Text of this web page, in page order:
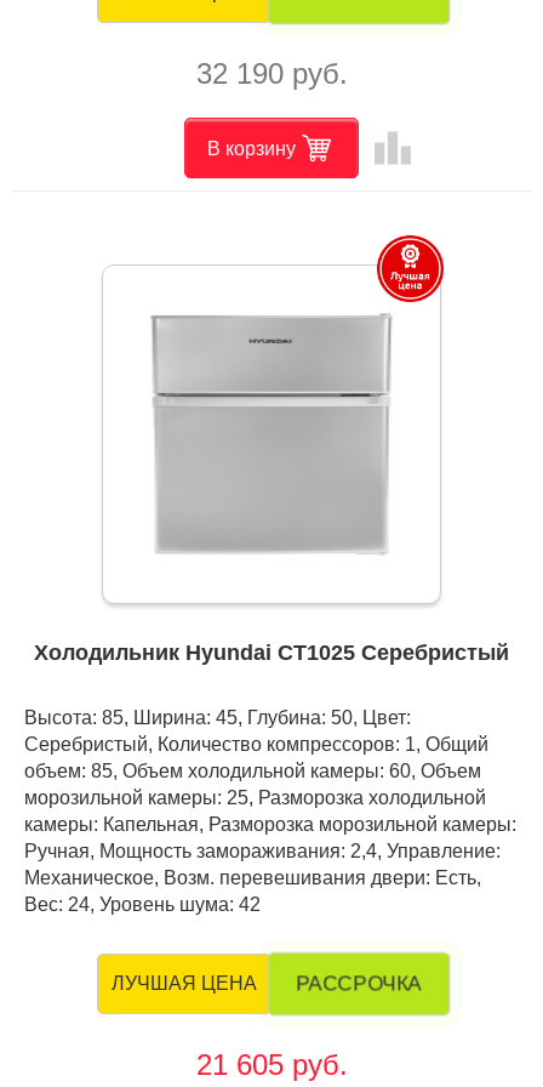
32 190 руб.
В корзину leaderboard
Холодильник Hyundai CT1025 Серебристый
Высота: 85, Ширина: 45, Глубина: 50, Цвет:
Серебристый, Количество компрессоров: 1, Общий
объем: 85, Объем холодильной камеры: 60, Объем
морозильной камеры: 25, Разморозка холодильной
камеры: Капельная, Разморозка морозильной камеры:
Ручная, Мощность замораживания: 2,4, Управление:
Механическое, Возм. перевешивания двери: Есть,
Вес: 24, Уровень шума: 42
ЛУЧШАЯ ЦЕНА РАССРОЧКА
21 605 руб.